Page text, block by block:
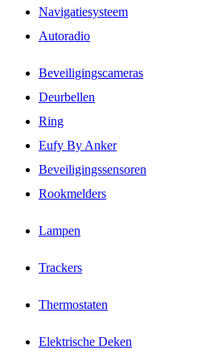
Navigatiesysteem
Autoradio
Beveiligingscameras
Deurbellen
Ring
Eufy By Anker
Beveiligingssensoren
Rookmelders
Lampen
Trackers
Thermostaten
Elektrische Deken